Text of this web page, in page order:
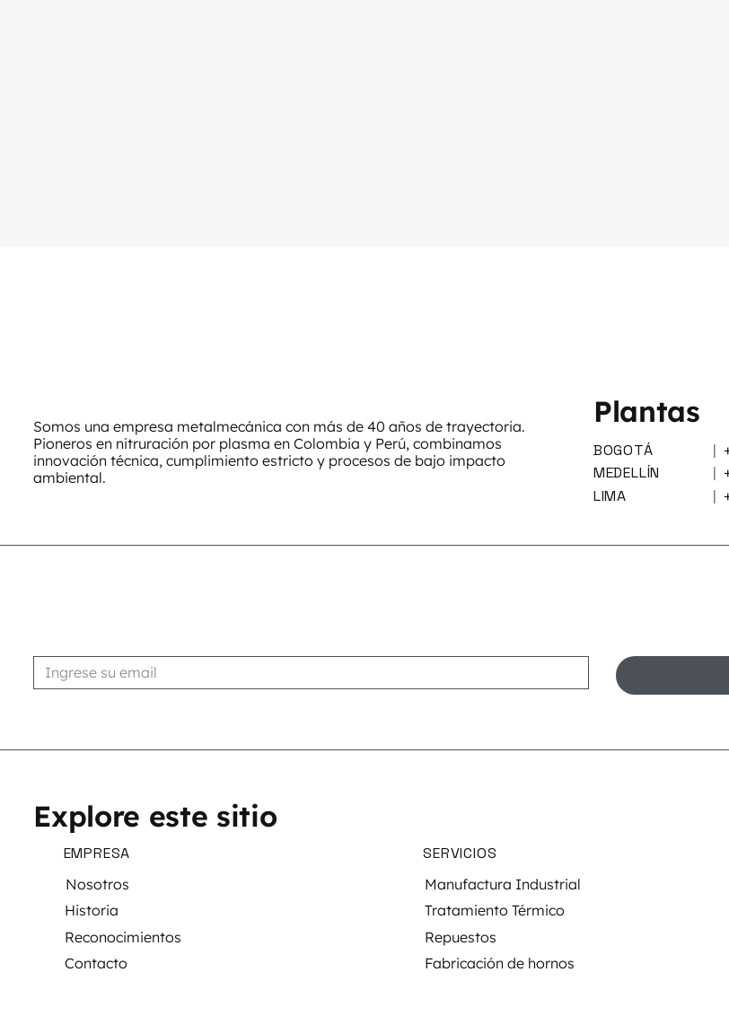
Somos una empresa metalmecánica con más de 40 años de trayectoria.
Pioneros en nitruración por plasma en Colombia y Perú, combinamos
innovación técnica, cumplimiento estricto y procesos de bajo impacto
ambiental.
Plantas
BOGOTÁ |
MEDELLÍN |
LIMA |
Explore este sitio
EMPRESA
Nosotros
Historia
Reconocimientos
Contacto
SERVICIOS
Manufactura Industrial
Tratamiento Térmico
Repuestos
Fabricación de hornos